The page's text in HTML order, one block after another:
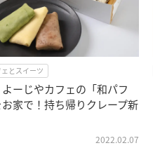
ェとスイーツ
よーじやカフェの「和パフ
家で！持ち帰りクレープ新
2022.02.07